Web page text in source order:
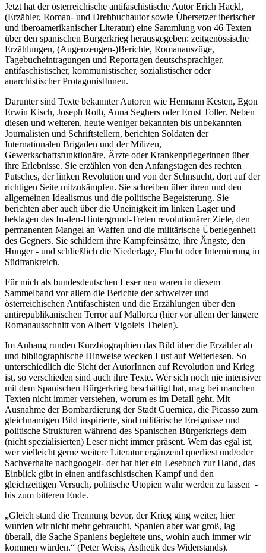
Jetzt hat der österreichische antifaschistische Autor Erich Hackl,
(Erzähler, Roman- und Drehbuchautor sowie Übersetzer iberischer
und iberoamerikanischer Literatur) eine Sammlung von 46 Texten
über den spanischen Bürgerkrieg herausgegeben: zeitgenössische
Erzählungen, (Augenzeugen-)Berichte, Romanauszüge,
Tagebucheintragungen und Reportagen deutschsprachiger,
antifaschistischer, kommunistischer, sozialistischer oder
anarchistischer ProtagonistInnen.
Darunter sind Texte bekannter Autoren wie Hermann Kesten, Egon
Erwin Kisch, Joseph Roth, Anna Seghers oder Ernst Toller. Neben
diesen und weiteren, heute weniger bekannten bis unbekannten
Journalisten und Schriftstellern, berichten Soldaten der
Internationalen Brigaden und der Milizen,
Gewerkschaftsfunktionäre, Ärzte oder Krankenpflegerinnen über
ihre Erlebnisse. Sie erzählen von den Anfangstagen des rechten
Putsches, der linken Revolution und von der Sehnsucht, dort auf der
richtigen Seite mitzukämpfen. Sie schreiben über ihren und den
allgemeinen Idealismus und die politische Begeisterung. Sie
berichten aber auch über die Uneinigkeit im linken Lager und
beklagen das In-den-Hintergrund-Treten revolutionärer Ziele, den
permanenten Mangel an Waffen und die militärische Überlegenheit
des Gegners. Sie schildern ihre Kampfeinsätze, ihre Ängste, den
Hunger - und schließlich die Niederlage, Flucht oder Internierung in
Südfrankreich.
Für mich als bundesdeutschen Leser neu waren in diesem
Sammelband vor allem die Berichte der schweizer und
österreichischen Antifaschisten und die Erzählungen über den
antirepublikanischen Terror auf Mallorca (hier vor allem der längere
Romanausschnitt von Albert Vigoleis Thelen).
Im Anhang runden Kurzbiographien das Bild über die Erzähler ab
und bibliographische Hinweise wecken Lust auf Weiterlesen. So
unterschiedlich die Sicht der AutorInnen auf Revolution und Krieg
ist, so verschieden sind auch ihre Texte. Wer sich noch nie intensiver
mit dem Spanischen Bürgerkrieg beschäftigt hat, mag bei manchen
Texten nicht immer verstehen, worum es im Detail geht. Mit
Ausnahme der Bombardierung der Stadt Guernica, die Picasso zum
gleichnamigen Bild inspirierte, sind militärische Ereignisse und
politische Strukturen während des Spanischen Bürgerkriegs dem
(nicht spezialisierten) Leser nicht immer präsent. Wem das egal ist,
wer vielleicht gerne weitere Literatur ergänzend querliest und/oder
Sachverhalte nachgoogelt- der hat hier ein Lesebuch zur Hand, das
Einblick gibt in einen antifaschistischen Kampf und den
gleichzeitigen Versuch, politische Utopien wahr werden zu lassen -
bis zum bitteren Ende.
„Gleich stand die Trennung bevor, der Krieg ging weiter, hier
wurden wir nicht mehr gebraucht, Spanien aber war groß, lag
überall, die Sache Spaniens begleitete uns, wohin auch immer wir
kommen würden.“ (Peter Weiss, Ästhetik des Widerstands).